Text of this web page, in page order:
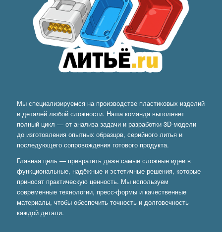
Мы специализируемся на производстве пластиковых изделий
и деталей любой сложности. Наша команда выполняет
полный цикл — от анализа задачи и разработки 3D-модели
до изготовления опытных образцов, серийного литья и
последующего сопровождения готового продукта.
Главная цель — превратить даже самые сложные идеи в
функциональные, надёжные и эстетичные решения, которые
приносят практическую ценность. Мы используем
современные технологии, пресс-формы и качественные
материалы, чтобы обеспечить точность и долговечность
каждой детали.